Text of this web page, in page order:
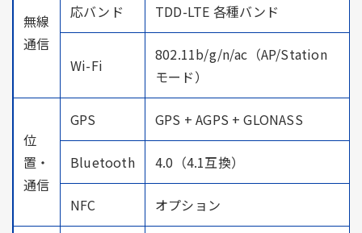
無線
通信
応バンド
TDD-LTE 各種バンド
Wi-Fi
802.11b/g/n/ac（AP/Station
モード）
位
置・
通信
GPS GPS + AGPS + GLONASS
Bluetooth 4.0（4.1互換）
NFC オプション